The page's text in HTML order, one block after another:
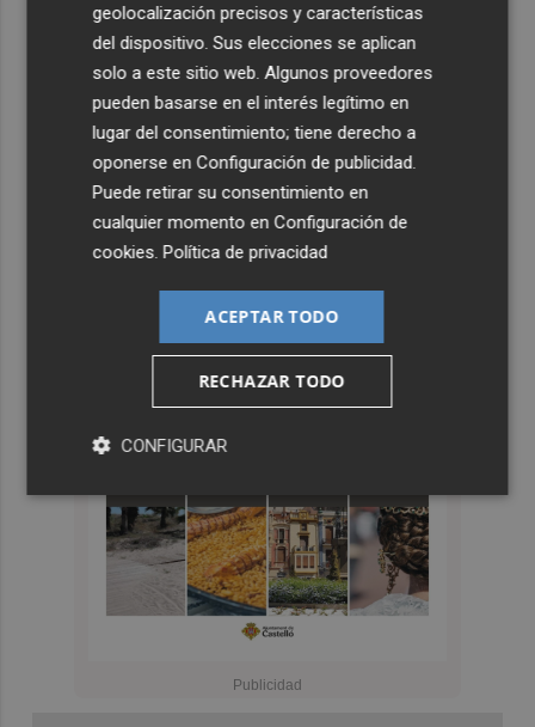
geolocalización precisos y características
del dispositivo. Sus elecciones se aplican
solo a este sitio web. Algunos proveedores
pueden basarse en el interés legítimo en
lugar del consentimiento; tiene derecho a
oponerse enConfiguración de publicidad
Puede retirar su consentimiento en
cualquier momento enConfiguración de
cookies .Política de privacidad
ACEPTAR TODO
RECHAZAR TODO
CONFIGURAR